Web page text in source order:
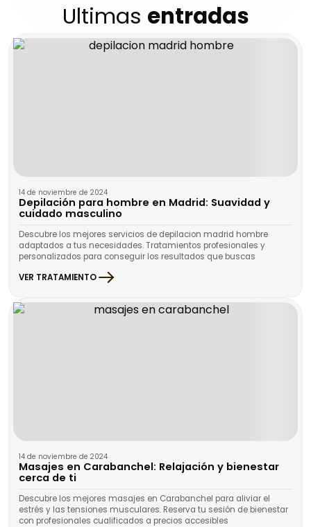
Ultimas entradas
14 de noviembre de 2024
Depilación para hombre en Madrid: Suavidad y
cuidado masculino
Descubre los mejores servicios de depilacion madrid hombre
adaptados a tus necesidades. Tratamientos profesionales y
personalizados para conseguir los resultados que buscas
VER TRATAMIENTO
14 de noviembre de 2024
Masajes en Carabanchel: Relajación y bienestar
cerca de ti
Descubre los mejores masajes en Carabanchel para aliviar el
estrés y las tensiones musculares. Reserva tu sesión de bienestar
con profesionales cualificados a precios accesibles